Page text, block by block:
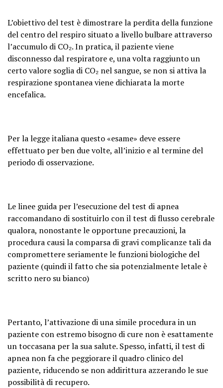
L’obiettivo del test è dimostrare la perdita della funzione
del centro del respiro situato a livello bulbare attraverso
l’accumulo di CO₂. In pratica, il paziente viene
disconnesso dal respiratore e, una volta raggiunto un
certo valore soglia di CO₂ nel sangue, se non si attiva la
respirazione spontanea viene dichiarata la morte
encefalica.
Per la legge italiana questo «esame» deve essere
effettuato per ben due volte, all’inizio e al termine del
periodo di osservazione.
Le linee guida per l’esecuzione del test di apnea
raccomandano di sostituirlo con il test di flusso cerebrale
qualora, nonostante le opportune precauzioni, la
procedura causi la comparsa di gravi complicanze tali da
compromettere seriamente le funzioni biologiche del
paziente (quindi il fatto che sia potenzialmente letale è
scritto nero su bianco)
Pertanto, l’attivazione di una simile procedura in un
paziente con estremo bisogno di cure non è esattamente
un toccasana per la sua salute. Spesso, infatti, il test di
apnea non fa che peggiorare il quadro clinico del
paziente, riducendo se non addirittura azzerando le sue
possibilità di recupero.